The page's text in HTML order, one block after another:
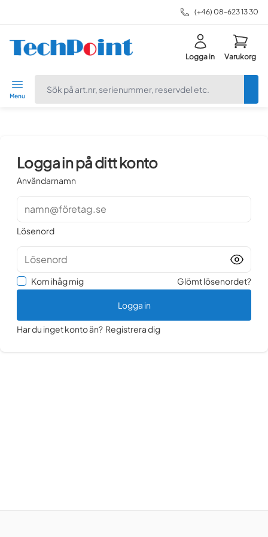
(+46) 08-623 13 30
Menu
Logga in Varukorg
Logga in på ditt konto
Användarnamn
namn@företag.se
Lösenord
Lösenord
Kom ihåg mig Glömt lösenordet?
Logga in
Har du inget konto än? Registrera dig